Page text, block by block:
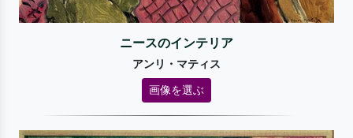
ニースのインテリア
アンリ・マティス
画像を選ぶ